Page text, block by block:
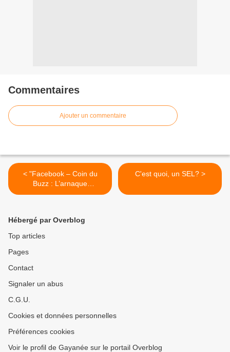
Commentaires
Ajouter un commentaire
< "Facebook – Coin du
Buzz : L’arnaque
phénomène du moment!"
C'est quoi, un SEL? >
Hébergé par Overblog
Top articles
Pages
Contact
Signaler un abus
C.G.U.
Cookies et données personnelles
Préférences cookies
Voir le profil de Gayanée sur le portail Overblog